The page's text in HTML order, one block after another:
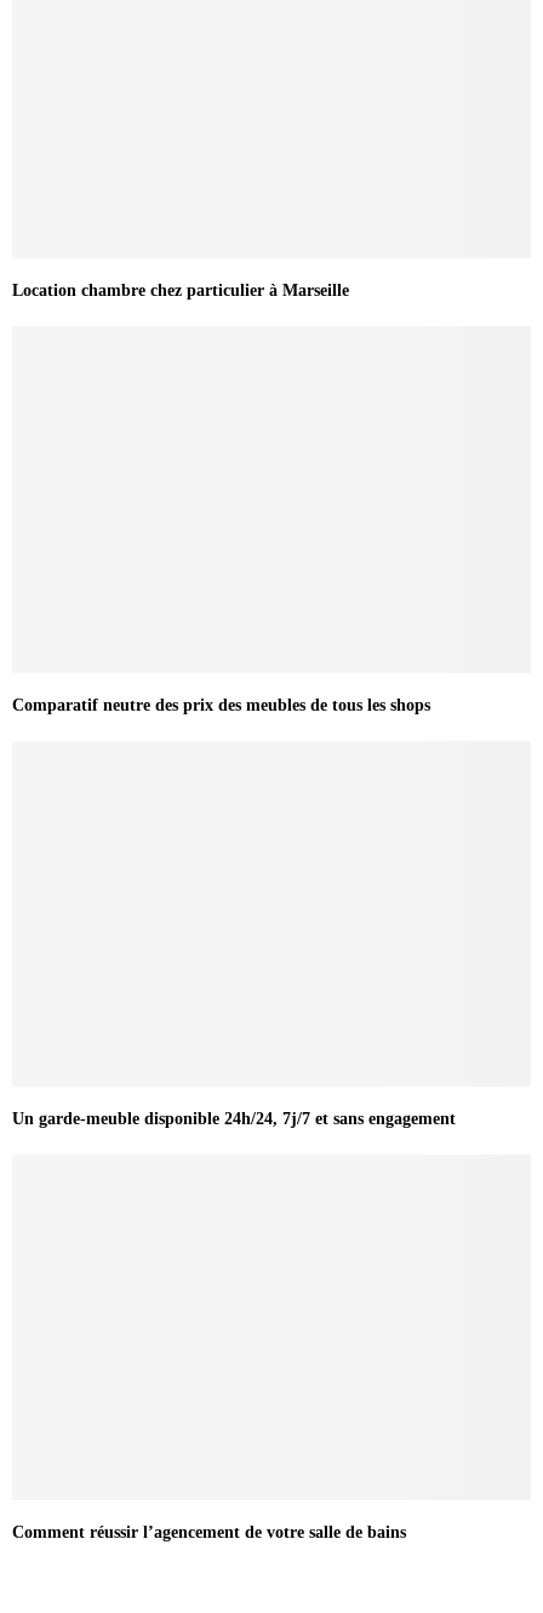
Location chambre chez particulier à Marseille
Comparatif neutre des prix des meubles de tous les shops
Un garde-meuble disponible 24h/24, 7j/7 et sans engagement
Comment réussir l’agencement de votre salle de bains